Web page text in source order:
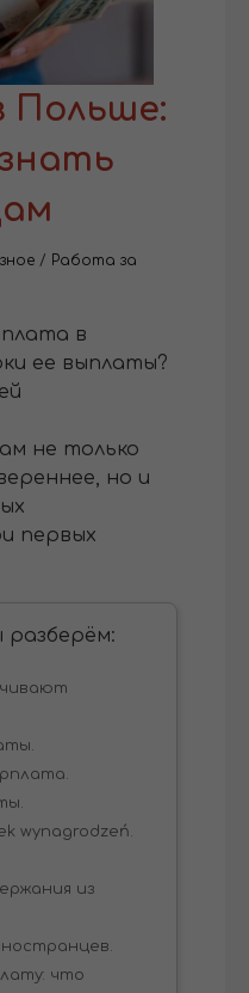
Польше:
/ Работа за
в
ее выплаты?
не только
но и
первых
wynagrodzeń.
из
что